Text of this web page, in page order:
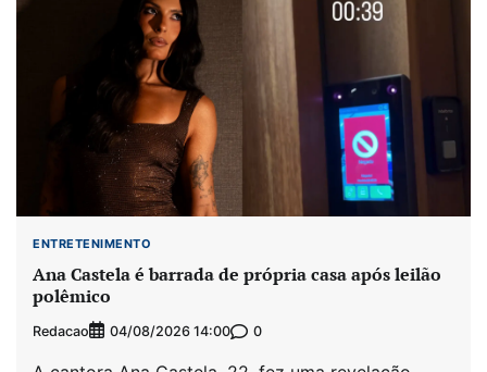
ENTRETENIMENTO
Ana Castela é barrada de própria casa após leilão
polêmico
Redacao 04/08/2026 14:00 0